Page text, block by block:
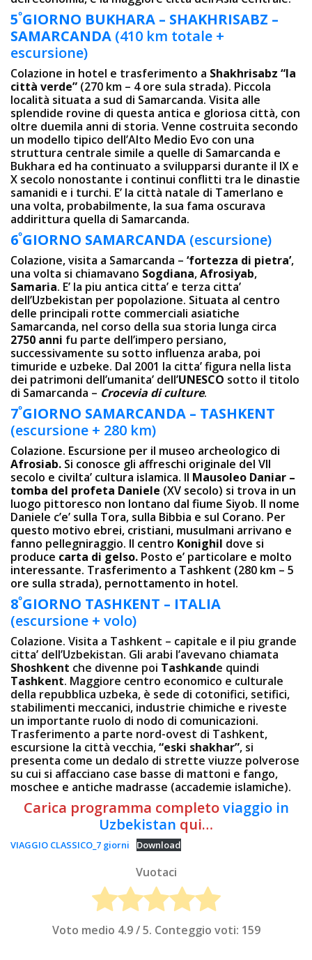
5ºGIORNO BUKHARA – SHAKHRISABZ –
SAMARCANDA (410 km totale +
escursione)
Colazione in hotel e trasferimento a Shakhrisabz “la
città verde” (270 km – 4 ore sula strada). Piccola
località situata a sud di Samarcanda. Visita alle
splendide rovine di questa antica e gloriosa città, con
oltre duemila anni di storia. Venne costruita secondo
un modello tipico dell’Alto Medio Evo con una
struttura centrale simile a quelle di Samarcanda e
Bukhara ed ha continuato a svilupparsi durante il IX e
X secolo nonostante i continui conflitti tra le dinastie
samanidi e i turchi. E’ la città natale di Tamerlano e
una volta, probabilmente, la sua fama oscurava
addirittura quella di Samarcanda.
6ºGIORNO SAMARCANDA (escursione)
Colazione, visita a Samarcanda – ‘fortezza di pietra’,
una volta si chiamavano Sogdiana,Afrosiyab,
Samaria. E’ la piu antica citta’ e terza citta’
dell’Uzbekistan per popolazione. Situata al centro
delle principali rotte commerciali asiatiche
Samarcanda, nel corso della sua storia lunga circa
2750 anni fu parte dell’impero persiano,
successivamente su sotto influenza araba, poi
timuride e uzbeke. Dal 2001 la citta’ figura nella lista
dei patrimoni dell’umanita’ dell’UNESCO sotto il titolo
di Samarcanda – Crocevia di culture.
7ºGIORNO SAMARCANDA – TASHKENT
(escursione + 280 km)
Colazione. Escursione per il museo archeologico di
Afrosiab. Si conosce gli affreschi originale del VII
secolo e civilta’ cultura islamica. Il Mausoleo Daniar –
tomba del profeta Daniele (XV secolo) si trova in un
luogo pittoresco non lontano dal fiume Siyob. Il nome
Daniele c’e’ sulla Tora, sulla Bibbia e sul Corano. Per
questo motivo ebrei, cristiani, musulmani arrivano e
fanno pellegniraggio. Il centro Konighil dove si
produce carta di gelso. Posto e’ particolare e molto
interessante. Trasferimento a Tashkent (280 km – 5
ore sulla strada), pernottamento in hotel.
8ºGIORNO TASHKENT – ITALIA
(escursione + volo)
Colazione. Visita a Tashkent – capitale e il piu grande
citta’ dell’Uzbekistan. Gli arabi l’avevano chiamata
Shoshkent che divenne poi Tashkande quindi
Tashkent. Maggiore centro economico e culturale
della repubblica uzbeka, è sede di cotonifici, setifici,
stabilimenti meccanici, industrie chimiche e riveste
un importante ruolo di nodo di comunicazioni.
Trasferimento a parte nord-ovest di Tashkent,
escursione la città vecchia,“eski shakhar”, si
presenta come un dedalo di strette viuzze polverose
su cui si affacciano case basse di mattoni e fango,
moschee e antiche madrasse (accademie islamiche).
Carica programma completoviaggio in
Uzbekistan qui…
VIAGGIO CLASSICO_7 giorni Download
Vuotaci
Voto medio 4.9/ 5. Conteggio voti: 159